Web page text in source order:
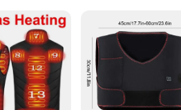
various body types
winter accessory; it's a statement of
placed to ensure even
for staying warm and cozy.